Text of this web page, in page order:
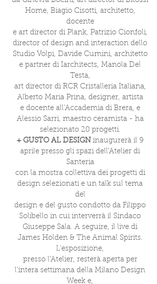
Home, Biagio Cisotti, architetto,
docente
e art director di Plank, Patrizio Cionfoli,
director of design and interaction dello
Studio Volpi, Davide Cumini, architetto
e partner di Iarchitects, Manola Del
Testa,
art director di RCR Cristalleria Italiana,
Alberto Maria Prina, designer, artista
e docente all’Accademia di Brera, e
Alessio Sarri, maestro ceramista - ha
selezionato 20 progetti.
+ GUSTO AL DESIGN inaugurerà il 9
aprile presso gli spazi dell’Atelier di
Santeria
con la mostra collettiva dei progetti di
design selezionati e un talk sul tema
del
design e del gusto condotto da Filippo
Solibello in cui interverrà il Sindaco
Giuseppe Sala. A seguire, il live di
James Holden & The Animal Spirits.
L’esposizione,
presso l’Atelier, resterà aperta per
l’intera settimana della Milano Design
Week e,